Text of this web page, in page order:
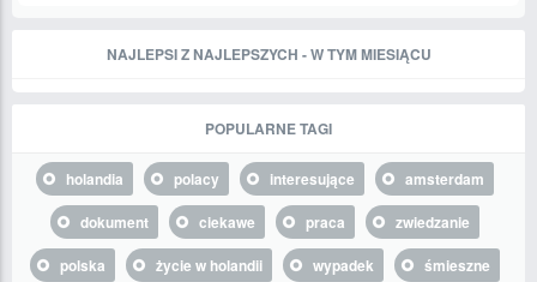
NAJLEPSI Z NAJLEPSZYCH - W TYM MIESIĄCU
POPULARNE TAGI
holandia polacy interesujące
amsterdam
dokument
ciekawe praca
zwiedzanie
polska
życie w holandii wypadek
śmieszne